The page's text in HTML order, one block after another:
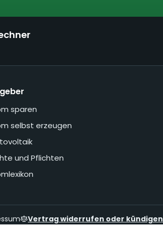
sparen
selbst erzeugen
und Pflichten
Vertrag widerrufen oder kündigen